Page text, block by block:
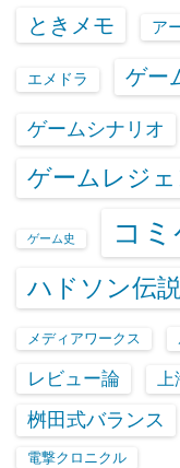
ときメモ ア
エメドラ ゲー
ゲームシナリオ
ゲームレジェ
ゲーム史 コミ
ハドソン伝
メディアワークス
レビュー論
桝田式バランス
電撃クロニクル